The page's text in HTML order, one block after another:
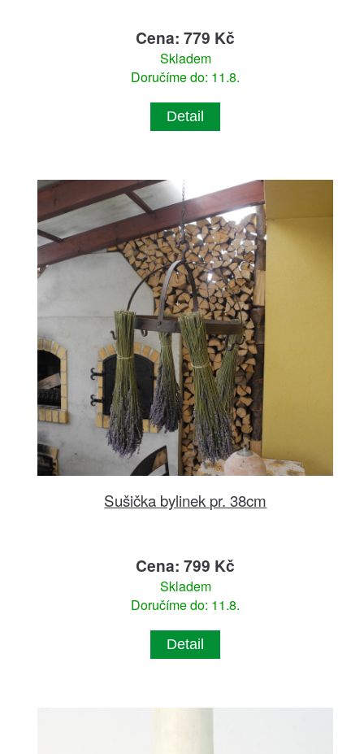
Cena: 779 Kč
Skladem
Doručíme do: 11.8.
Detail
Sušička bylinek pr. 38cm
Cena: 799 Kč
Skladem
Doručíme do: 11.8.
Detail